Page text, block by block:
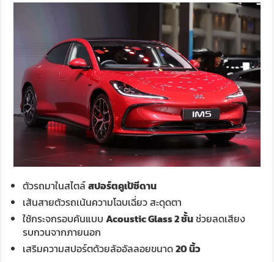
ตัวรถมาในสไตล์สปอร์ตคูเป้ซีดาน
เส้นสายตัวรถเน้นความโฉบเฉี่ยว สะดุดตา
ใช้กระจกรอบคันแบบAcoustic Glass 2 ชั้นช่วยลดเสียง
รบกวนจากภายนอก
เสริมความสปอร์ตด้วยล้ออัลลอยขนาด20 นิ้ว